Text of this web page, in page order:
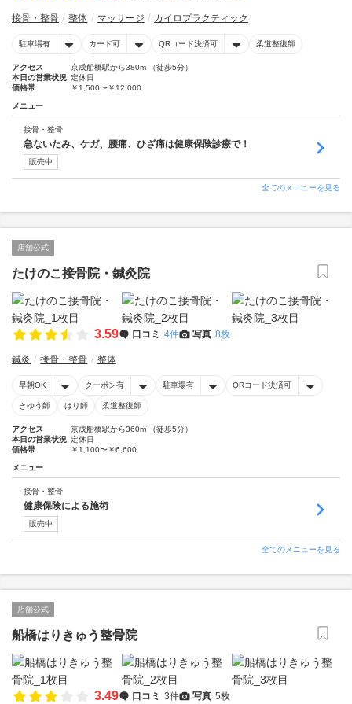
接骨・整骨 整体 マッサージ カイロプラクティック
駐車場有 カード可 QRコード決済可 柔道整復師
アクセス
京成船橋駅から380m （徒歩5分）
本日の営業状況 定休日
価格帯
￥1,500〜￥12,000
メニュー
接骨・整骨
急ないたみ、ケガ、腰痛、ひざ痛は健康保険診療で！
販売中
全てのメニューを見る
店舗公式
たけのこ接骨院・鍼灸院
3.59 口コミ 4件 写真 8枚
鍼灸 接骨・整骨 整体
早朝OK クーポン有 駐車場有 QRコード決済可
きゆう師 はり師 柔道整復師
アクセス
京成船橋駅から360m （徒歩5分）
本日の営業状況 定休日
価格帯
￥1,100〜￥6,600
メニュー
接骨・整骨
健康保険による施術
販売中
全てのメニューを見る
店舗公式
船橋はりきゅう整骨院
3.49 口コミ 3件 写真 5枚